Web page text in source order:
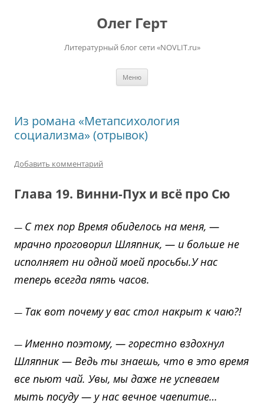
Олег Герт
Литературный блог сети «NOVLIT.ru»
Меню
Из романа «Метапсихология
социализма» (отрывок)
Добавить комментарий
Глава 19. Винни-Пух и всё про Сю
— С тех пор Время обиделось на меня, —
мрачно проговорил Шляпник, — и больше не
исполняет ни одной моей просьбы.У нас
теперь всегда пять часов.
— Так вот почему у вас стол накрыт к чаю?!
— Именно поэтому, — горестно вздохнул
Шляпник — Ведь ты знаешь, что в это время
все пьют чай. Увы, мы даже не успеваем
мыть посуду — у нас вечное чаепитие…